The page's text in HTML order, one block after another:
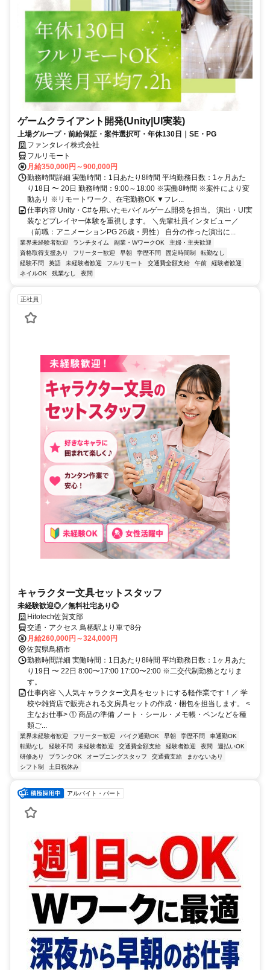
ゲームクライアント開発(Unity|UI実装)
上場グループ・前給保証・案件選択可・年休130日｜SE・PG
ファンタレイ株式会社
フルリモート
月給350,000円～900,000円
勤務時間詳細 実働時間：1日あたり8時間 平均勤務日数：1ヶ月あた
り18日 〜 20日 勤務時間：9:00～18:00 ※実働8時間 ※案件により変
動あり ※リモートワーク、在宅勤務OK ▼フレ...
仕事内容 Unity・C#を用いたモバイルゲーム開発を担当。 演出・UI実
装などプレイヤー体験を重視します。 ＼先輩社員インタビュー／
（前職：アニメーションPG 26歳・男性） 自分の作った演出に...
業界未経験者歓迎 ランチタイム 副業・WワークOK
主婦・主夫歓迎
資格取得支援あり
フリーター歓迎 早朝 学歴不問 固定時間制
転勤なし
経験不問
英語 未経験者歓迎 フルリモート 交通費全額支給 午前
経験者歓迎
ネイルOK
残業なし 夜間
正社員
キャラクター文具セットスタッフ
未経験歓迎◎／無料社宅あり◎
Hitotech佐賀支部
交通・アクセス 鳥栖駅より車で8分
月給260,000円～324,000円
佐賀県鳥栖市
勤務時間詳細 実働時間：1日あたり8時間 平均勤務日数：1ヶ月あた
り19日 〜 22日 8:00〜17:00 17:00〜2:00 ※二交代制勤務となりま
す。
仕事内容 ＼人気キャラクター文具をセットにする軽作業です！／ 学
校や雑貨店で販売される文房具セットの作成・梱包を担当します。 <
主なお仕事> ① 商品の準備 ノート・シール・メモ帳・ペンなどを種
類ご...
業界未経験者歓迎 フリーター歓迎 バイク通勤OK 早朝 学歴不問
車通勤OK
転勤なし
経験不問 未経験者歓迎 交通費全額支給 経験者歓迎 夜間
週払いOK
研修あり
ブランクOK オープニングスタッフ 交通費支給
まかないあり
シフト制
土日祝休み
アルバイト・パート